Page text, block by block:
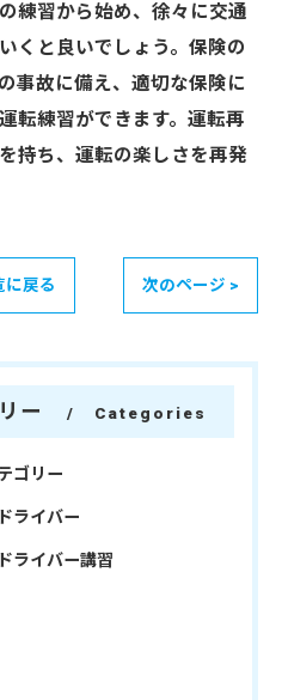
練習から始め、徐々に交通
くと良いでしょう。保険の
事故に備え、適切な保険に
転練習ができます。運転再
持ち、運転の楽しさを再発
に戻る 次のページ >
ー Categories
ゴリー
ライバー
ライバー講習